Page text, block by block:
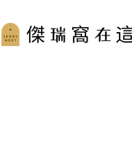
至
主